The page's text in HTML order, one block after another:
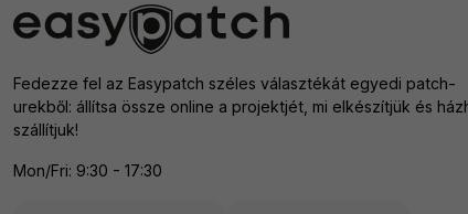
Fedezze fel az Easypatch széles választékát egyedi patch-
urekből: állítsa össze online a projektjét, mi elkészítjük és
szállítjuk!
Mon/Fri: 9:30 - 17:30